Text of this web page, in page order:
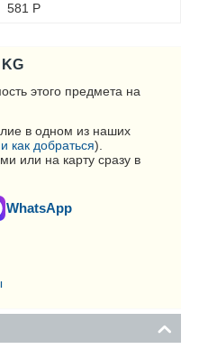
581 Р
этого предмета на
в одном из наших
как добраться).
или на карту сразу в
WhatsApp